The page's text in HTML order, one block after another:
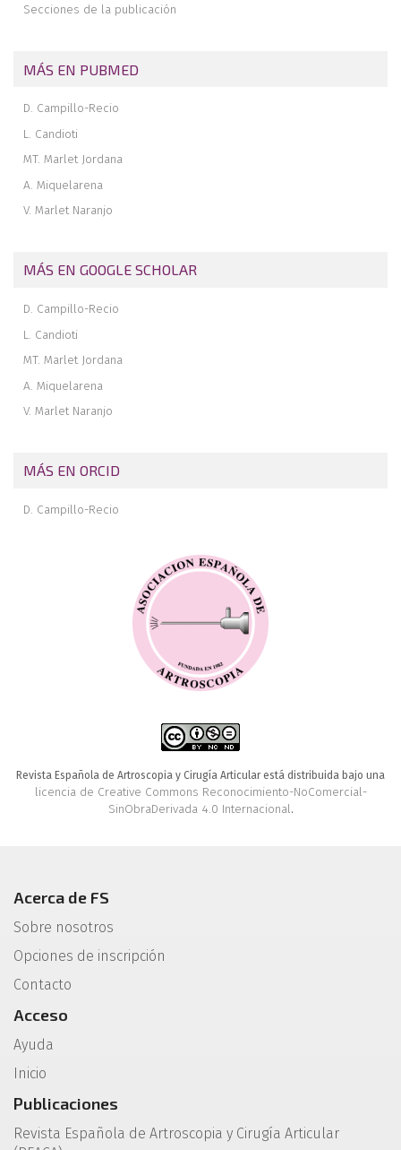
Secciones de la publicación
MÁS EN PUBMED
D. Campillo-Recio
L. Candioti
MT. Marlet Jordana
A. Miquelarena
V. Marlet Naranjo
MÁS EN GOOGLE SCHOLAR
D. Campillo-Recio
L. Candioti
MT. Marlet Jordana
A. Miquelarena
V. Marlet Naranjo
MÁS EN ORCID
D. Campillo-Recio
Revista Española de Artroscopia y Cirugía Articular está distribuida bajo una
licencia de Creative Commons Reconocimiento-NoComercial-
SinObraDerivada 4.0 Internacional.
Acerca de FS
Sobre nosotros
Opciones de inscripción
Contacto
Acceso
Ayuda
Inicio
Publicaciones
Revista Española de Artroscopia y Cirugía Articular